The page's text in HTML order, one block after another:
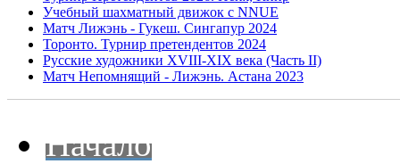
Учебный шахматный движок с NNUE
Матч Лижэнь - Гукеш. Сингапур 2024
Торонто. Турнир претендентов 2024
Русские художники XVIII-XIX века (Часть II)
Матч Непомнящий - Лижэнь. Астана 2023
Начало